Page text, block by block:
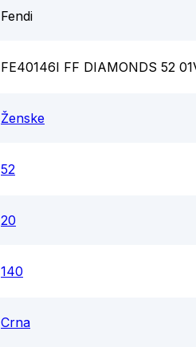
Fendi
FE40146I FF DIAMONDS 52
Ženske
52
20
140
Crna